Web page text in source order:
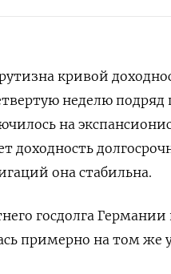
кривой
неделю
на
доходность
она стабильна.
госдолга
примерно на том же